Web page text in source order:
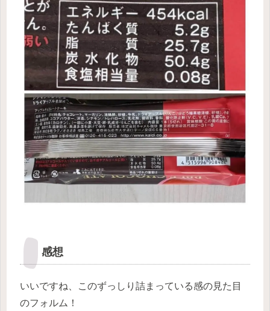
感想
いいですね、このずっしり詰まっている感の見た目
のフォルム！